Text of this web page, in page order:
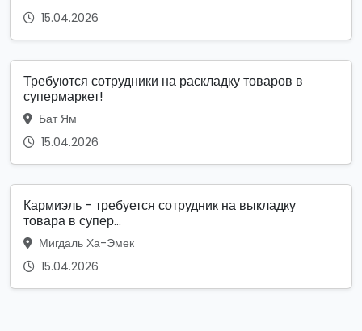
15.04.2026
Требуются сотрудники на раскладку товаров в
супермаркет!
Бат Ям
15.04.2026
Кармиэль - требуется сотрудник на выкладку
товара в супер...
Мигдаль Ха-Эмек
15.04.2026